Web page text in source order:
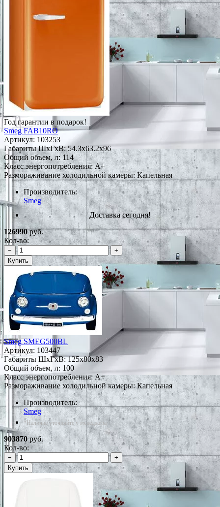
Год гарантии в подарок!
Smeg FAB10RO
Артикул: 103253
Габариты ШxГxВ: 54.3x63.2x96
Общий объем, л: 114
Класс энергопотребления: A+
Размораживание холодильной камеры: Капельная
Производитель:
Smeg
Доставка сегодня!
126990руб.
Кол-во:
−
+
Купить
Smeg SMEG500BL
Артикул: 103447
Габариты ШxГxВ: 125x80x83
Общий объем, л: 100
Класс энергопотребления: A+
Размораживание холодильной камеры: Капельная
Производитель:
Smeg
*Наличие уточняйте у менеджера
903870руб.
Кол-во:
−
+
Купить